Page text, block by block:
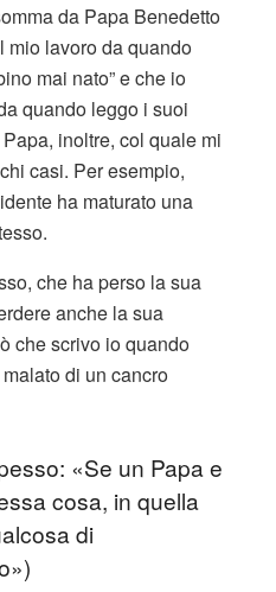
da Papa Benedetto
mio lavoro da quando
mai nato” e che io
quando leggo i suoi
inoltre, col quale mi
casi. Per esempio,
ha maturato una
che ha perso la sua
anche la sua
che scrivo io quando
di un cancro
«Se un Papa e
cosa, in quella
di